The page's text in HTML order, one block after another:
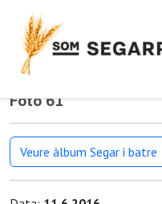
Foto 61
Veure àlbum Segar i batre